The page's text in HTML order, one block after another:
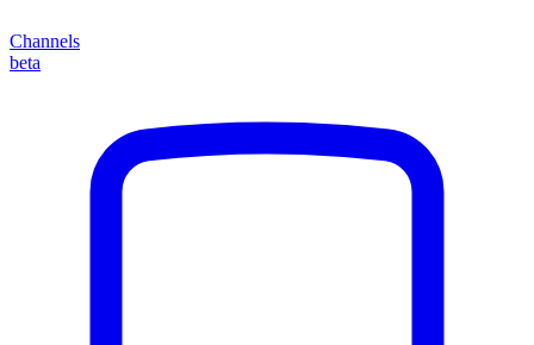
Channels
beta